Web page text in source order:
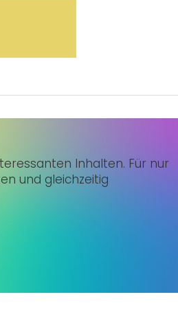
Inhalten. Für nur
und gleichzeitig